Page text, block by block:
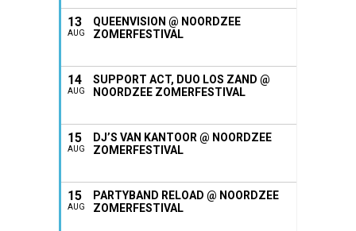
13
AUG
QUEENVISION @ NOORDZEE
ZOMERFESTIVAL
14
AUG
SUPPORT ACT, DUO LOS ZAND @
NOORDZEE ZOMERFESTIVAL
15
AUG
DJ’S VAN KANTOOR @ NOORDZEE
ZOMERFESTIVAL
15
AUG
PARTYBAND RELOAD @ NOORDZEE
ZOMERFESTIVAL